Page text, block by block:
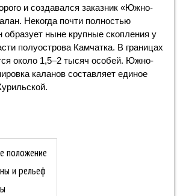
и создавался заказник «Южно-
Некогда почти полностью
образует ныне крупные скопления у
полуострова Камчатка. В границах
около 1,5–2 тысяч особей. Южно-
каланов составляет единое
положение
и рельеф